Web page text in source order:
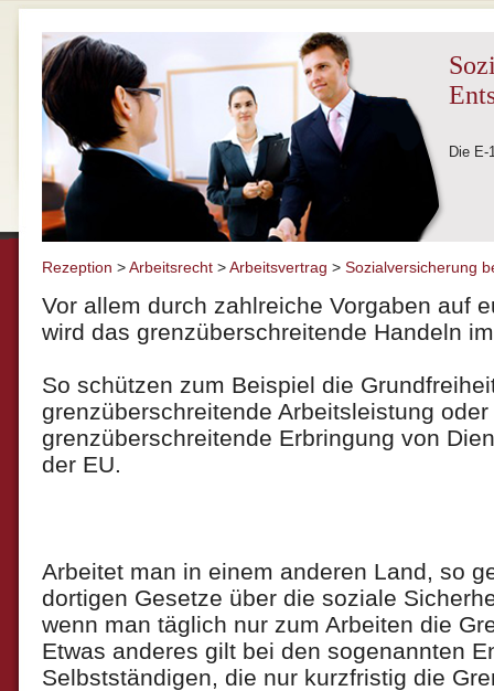
Die E-
Rezeption >Arbeitsrecht>Arbeitsvertrag > Sozialversicherung
Vor allem durch zahlreiche Vorgaben auf
wird das grenzüberschreitende Handeln
So schützen zum Beispiel die
grenzüberschreitende Arbeitsleistung oder
grenzüberschreitende Erbringung von
der EU.
Arbeitet man in einem anderen Land, so
dortigen Gesetze über die soziale
wenn man täglich nur zum Arbeiten die
Etwas anderes gilt bei den sogenannten
Selbstständigen, die nur kurzfristig die